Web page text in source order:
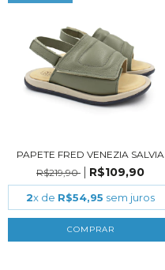
PAPETE FRED VENEZIA SALVIA
R$219,90
R$109,90
2x de R$54,95 sem juros
COMPRAR